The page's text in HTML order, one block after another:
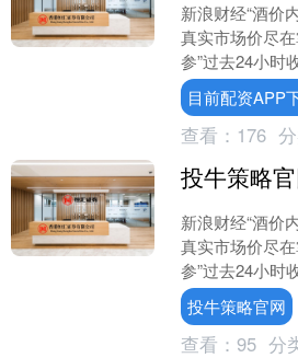
新浪财经“酒价
真实市场价尽
参”过去24小时
酒市场主要大单
29日再度小幅....
目前配资APP
查看： 176
新浪财经“酒价
真实市场价尽
参”过去24小时
酒市场主要大单
29日再度小幅....
投牛策略官网
查看： 95 分